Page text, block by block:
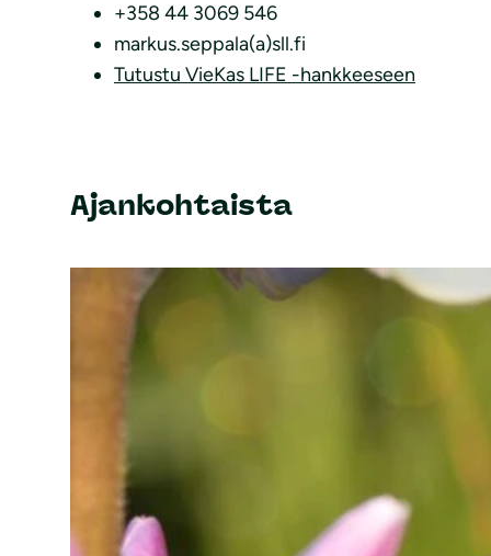
+358 44 3069 546
markus.seppala(a)sll.fi
Tutustu VieKas LIFE -hankkeeseen
Ajankohtaista